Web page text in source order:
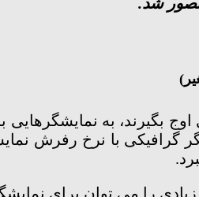
بگیرند، به
گرافیکی با نرخ رفرش
را می توان برای